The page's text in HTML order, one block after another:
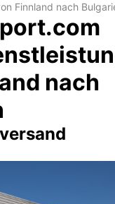
Finnland nach
nach